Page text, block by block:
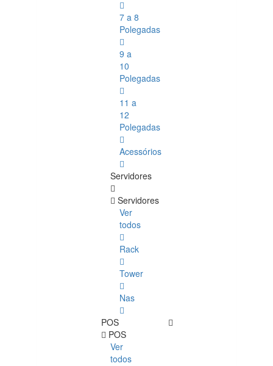
7 a 8
Polegadas
9 a
10
Polegadas
11 a
12
Polegadas
Acessórios
Servidores
Servidores
Ver
todos
Rack
Tower
Nas
POS
POS
Ver
todos